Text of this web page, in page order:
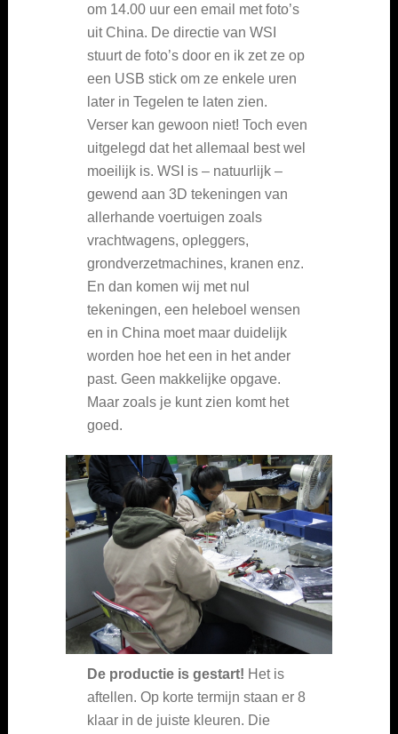
om 14.00 uur een email met foto’s
uit China. De directie van WSI
stuurt de foto’s door en ik zet ze op
een USB stick om ze enkele uren
later in Tegelen te laten zien.
Verser kan gewoon niet! Toch even
uitgelegd dat het allemaal best wel
moeilijk is. WSI is – natuurlijk –
gewend aan 3D tekeningen van
allerhande voertuigen zoals
vrachtwagens, opleggers,
grondverzetmachines, kranen enz.
En dan komen wij met nul
tekeningen, een heleboel wensen
en in China moet maar duidelijk
worden hoe het een in het ander
past. Geen makkelijke opgave.
Maar zoals je kunt zien komt het
goed.
De productie is gestart! Het is
aftellen. Op korte termijn staan er 8
klaar in de juiste kleuren. Die